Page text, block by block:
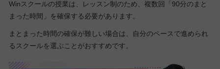
Winスクールの授業は、レッスン制のため、複数回「90分のまと
まった時間」を確保する必要があります。
まとまった時間の確保が難しい場合は、自分のペースで進められ
るスクールを選ぶことがおすすめです。